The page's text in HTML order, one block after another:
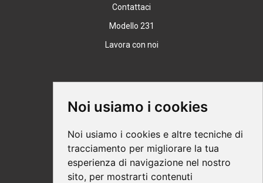
Noi usiamo i cookies
Noi usiamo i cookies e altre tecniche di
tracciamento per migliorare la tua
esperienza di navigazione nel nostro
sito, per mostrarti contenuti
Contattaci
Modello 231
Lavora con noi
Supporto
Modalità di acquisto
Ebook help